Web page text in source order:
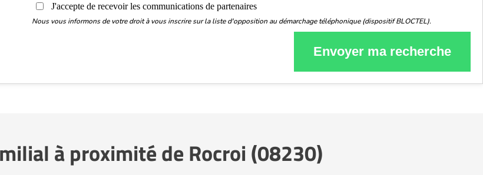
J'accepte de recevoir les communications de partenaires
Nous vous informons de votre droit à vous inscrire sur la liste d'opposition au démarchage téléphonique (dispositif BLOCTEL).
Envoyer ma recherche
à proximité de Rocroi (08230)